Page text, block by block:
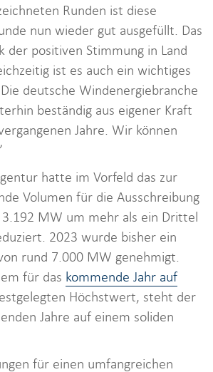
Runden ist diese
nun wieder gut ausgefüllt. Das
der positiven Stimmung in Land
ist es auch ein wichtiges
deutsche Windenergiebranche
beständig aus eigener Kraft
Jahre. Wir können
hatte im Vorfeld das zur
Volumen für die Ausschreibung
MW um mehr als ein Drittel
2023 wurde bisher ein
rund 7.000 MW genehmigt.
für das kommende Jahr auf
Höchstwert, steht der
Jahre auf einem soliden
für einen umfangreichen